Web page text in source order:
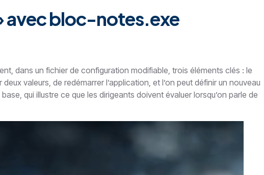
avec bloc-notes.exe
dans un fichier de configuration modifiable, trois éléments clés : le
valeurs, de redémarrer l’application, et l’on peut définir un nouveau
qui illustre ce que les dirigeants doivent évaluer lorsqu’on parle de